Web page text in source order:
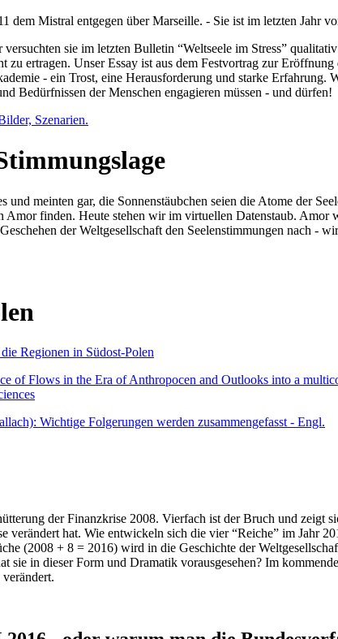
dem Mistral entgegen über Marseille. - Sie ist im letzten Jahr
sie im letzten Bulletin “Weltseele im Stress”
ertragen. Unser Essay ist aus dem Festvortrag zur
- ein Trost, eine Herausforderung und starke Erfahrung.
Bedürfnissen der Menschen engagieren müssen - und dürfen!
Szenarien.
meinten gar, die Sonnenstäubchen seien die Atome der
finden. Heute stehen wir im virtuellen Datenstaub. Amor
der Weltgesellschaft den Seelenstimmungen nach -
Regionen in Südost-Polen
Flows in the Era of Anthropocen and Outlooks into a
Wichtige Folgerungen werden zusammengefasst - Engl.
der Finanzkrise 2008. Vierfach ist der Bruch und zeigt
hat. Wie entwickeln sich die vier “Reiche” im Jahr
(2008 + 8 = 2016) wird in die Geschichte der
sie in dieser Form und Dramatik vorausgesehen? Im